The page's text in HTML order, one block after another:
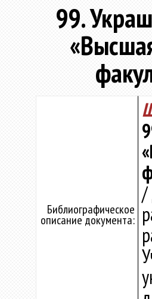
99.
Библиографическое
описание документа:
/